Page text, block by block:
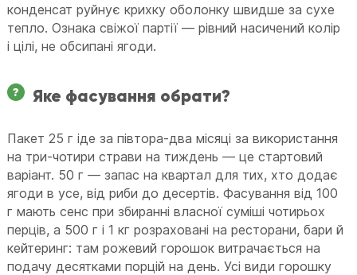
конденсат руйнує крихку оболонку швидше за сухе
тепло. Ознака свіжої партії — рівний насичений колір
і цілі, не обсипані ягоди.
Яке фасування обрати?
Пакет 25 г іде за півтора-два місяці за використання
на три-чотири страви на тиждень — це стартовий
варіант. 50 г — запас на квартал для тих, хто додає
ягоди в усе, від риби до десертів. Фасування від 100
г мають сенс при збиранні власної суміші чотирьох
перців, а 500 г і 1 кг розраховані на ресторани, бари й
кейтеринг: там рожевий горошок витрачається на
подачу десятками порцій на день. Усі види горошку